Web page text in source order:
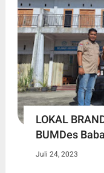
LOKAL
BUMDes
Juli 24, 2023